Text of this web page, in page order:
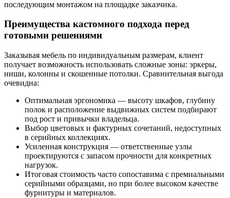
последующим монтажом на площадке заказчика.
Преимущества кастомного подхода перед
готовыми решениями
Заказывая мебель по индивидуальным размерам, клиент
получает возможность использовать сложные зоны: эркеры,
ниши, колонны и скошенные потолки. Сравнительная выгода
очевидна:
Оптимальная эргономика — высоту шкафов, глубину
полок и расположение выдвижных систем подбирают
под рост и привычки владельца.
Выбор цветовых и фактурных сочетаний, недоступных
в серийных коллекциях.
Усиленная конструкция — ответственные узлы
проектируются с запасом прочности для конкретных
нагрузок.
Итоговая стоимость часто сопоставима с премиальными
серийными образцами, но при более высоком качестве
фурнитуры и материалов.